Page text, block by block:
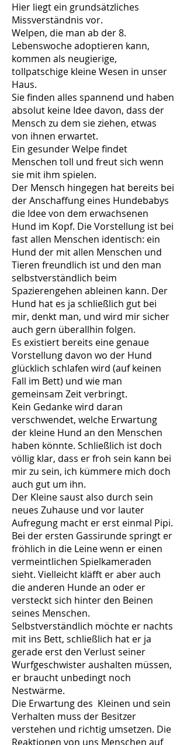
Hier liegt ein grundsätzliches
Missverständnis vor.
Welpen, die man ab der 8.
Lebenswoche adoptieren kann,
kommen als neugierige,
tollpatschige kleine Wesen in unser
Haus.
Sie finden alles spannend und haben
absolut keine Idee davon, dass der
Mensch zu dem sie ziehen, etwas
von ihnen erwartet.
Ein gesunder Welpe findet
Menschen toll und freut sich wenn
sie mit ihm spielen.
Der Mensch hingegen hat bereits bei
der Anschaffung eines Hundebabys
die Idee von dem erwachsenen
Hund im Kopf. Die Vorstellung ist bei
fast allen Menschen identisch: ein
Hund der mit allen Menschen und
Tieren freundlich ist und den man
selbstverständlich beim
Spazierengehen ableinen kann. Der
Hund hat es ja schließlich gut bei
mir, denkt man, und wird mir sicher
auch gern überallhin folgen.
Es existiert bereits eine genaue
Vorstellung davon wo der Hund
glücklich schlafen wird (auf keinen
Fall im Bett) und wie man
gemeinsam Zeit verbringt.
Kein Gedanke wird daran
verschwendet, welche Erwartung
der kleine Hund an den Menschen
haben könnte. Schließlich ist doch
völlig klar, dass er froh sein kann bei
mir zu sein, ich kümmere mich doch
auch gut um ihn.
Der Kleine saust also durch sein
neues Zuhause und vor lauter
Aufregung macht er erst einmal Pipi.
Bei der ersten Gassirunde springt er
fröhlich in die Leine wenn er einen
vermeintlichen Spielkameraden
sieht. Vielleicht kläfft er aber auch
die anderen Hunde an oder er
versteckt sich hinter den Beinen
seines Menschen.
Selbstverständlich möchte er nachts
mit ins Bett, schließlich hat er ja
gerade erst den Verlust seiner
Wurfgeschwister aushalten müssen,
er braucht unbedingt noch
Nestwärme.
Die Erwartung des Kleinen und sein
Verhalten muss der Besitzer
verstehen und richtig umsetzen. Die
Reaktionen von uns Menschen auf